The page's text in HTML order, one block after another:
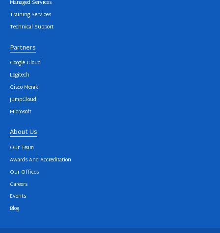
Managed Services
Training Services
Technical Support
Partners
Google Cloud
Logitech
Cisco Meraki
JumpCloud
Microsoft
About Us
Our Team
Awards And Accreditation
Our Offices
Careers
Events
Blog